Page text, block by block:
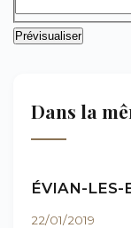
Dans la
ÉVIAN-LES-
22/01/2019